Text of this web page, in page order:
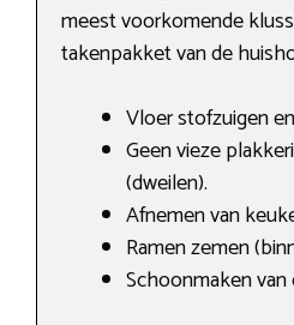
meest voorkomende
takenpakket van de
Vloer stofzuigen
Geen vieze
(dweilen).
Afnemen van
Ramen zemen
Schoonmaken